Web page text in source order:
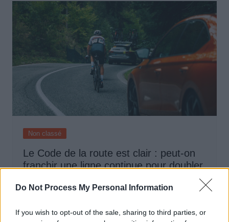
Do Not Process My Personal Information
If you wish to opt-out of the sale, sharing to third parties, or
Non classé
Le Code de la route est clair : peut-on
franchir une ligne continue pour doubler